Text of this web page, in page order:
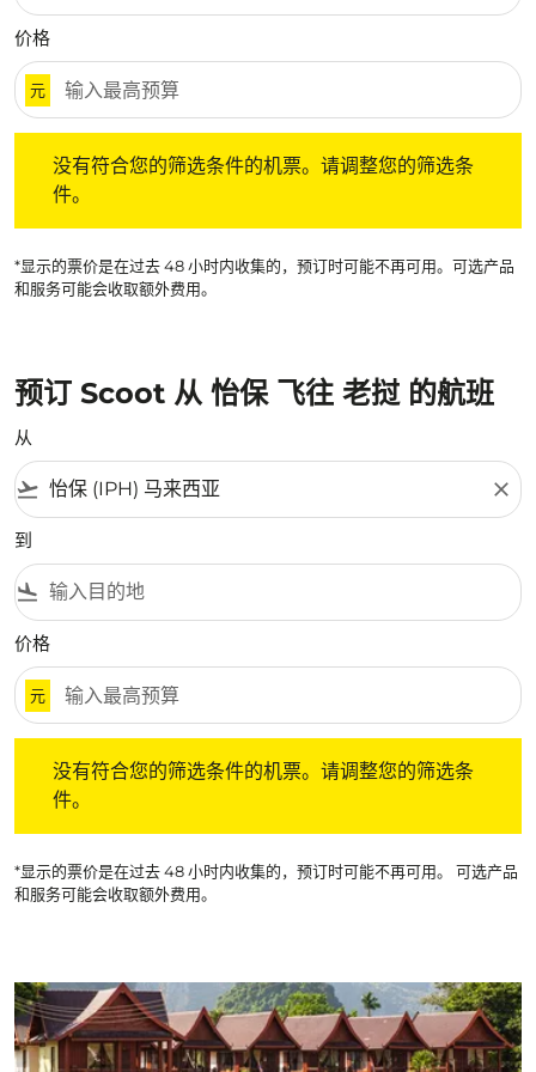
价格
元
没有符合您的筛选条件的机票。请调整您的筛选条
件。
*显示的票价是在过去 48 小时内收集的，预订时可能不再可用。可选产品
和服务可能会收取额外费用。
预订 Scoot 从 怡保 飞往 老挝 的航班
从
flight_takeoff close
到
flight_land
价格
元
没有符合您的筛选条件的机票。请调整您的筛选条
件。
*显示的票价是在过去 48 小时内收集的，预订时可能不再可用。 可选产品
和服务可能会收取额外费用。